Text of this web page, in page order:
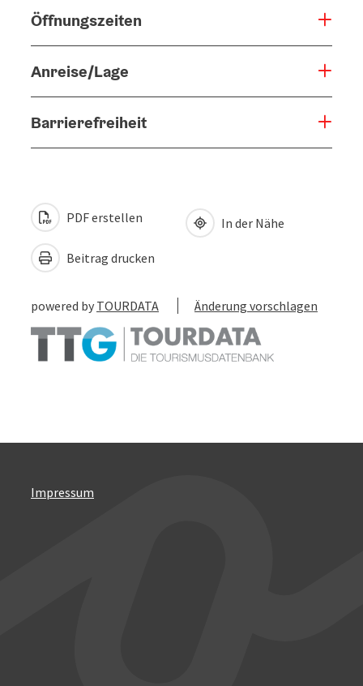
Öffnungszeiten
Anreise/Lage
Barrierefreiheit
PDF erstellen
Beitrag drucken
In der Nähe
powered by TOURDATA Änderung vorschlagen
Impressum